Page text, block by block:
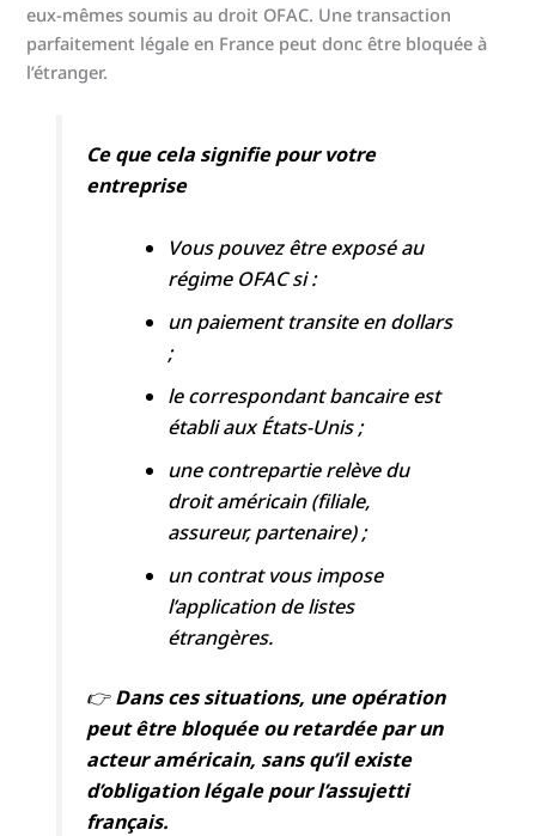
eux-mêmes soumis au droit OFAC. Une transaction
parfaitement légale en France peut donc être bloquée à
l’étranger.
Ce que cela signifie pour votre
entreprise
Vous pouvez être exposé au
régime OFAC si :
un paiement transite en dollars
;
le correspondant bancaire est
établi aux États-Unis ;
une contrepartie relève du
droit américain (filiale,
assureur, partenaire) ;
un contrat vous impose
l’application de listes
étrangères.
👉Dans ces situations, une opération
peut être bloquée ou retardée par un
acteur américain, sans qu’il existe
d’obligation légale pour l’assujetti
français.